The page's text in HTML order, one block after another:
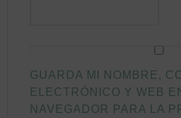
GUARDA MI NOMBRE,
ELECTRÓNICO Y WEB
NAVEGADOR PARA LA